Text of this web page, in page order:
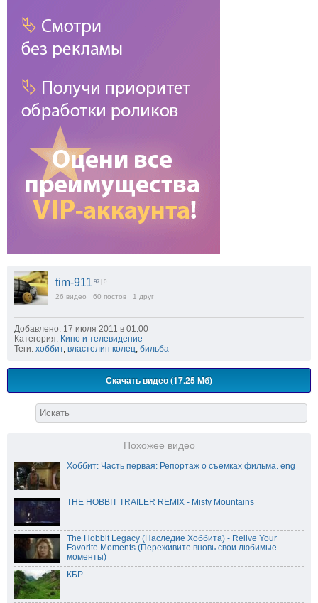
tim-911 97 | 0
26 видео 60 постов 1 друг
Добавлено: 17 июля 2011 в 01:00
Категория: Кино и телевидение
Теги: хоббит, властелин колец, бильба
Скачать видео (17.25 Мб)
Похожее видео
Хоббит: Часть первая: Репортаж о съемках фильма. eng
THE HOBBIT TRAILER REMIX - Misty Mountains
The Hobbit Legacy (Наследие Хоббита) - Relive Your
Favorite Moments (Переживите вновь свои любимые
моменты)
КБР